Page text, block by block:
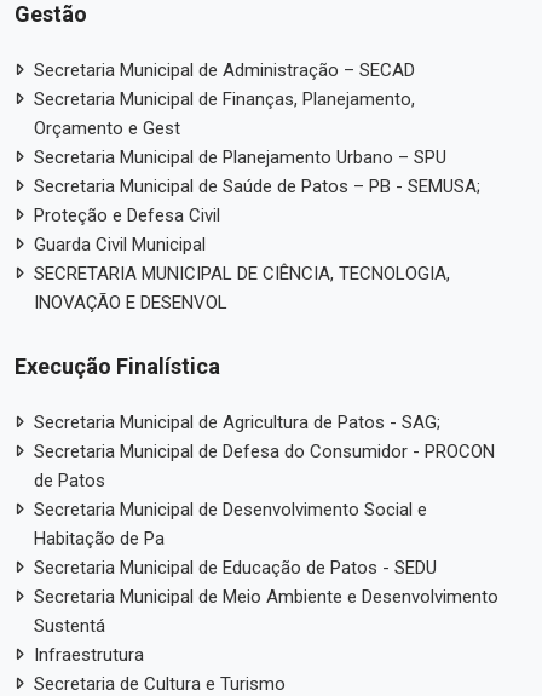
Gestão
Secretaria Municipal de Administração – SECAD
Secretaria Municipal de Finanças, Planejamento,
Orçamento e Gest
Secretaria Municipal de Planejamento Urbano – SPU
Secretaria Municipal de Saúde de Patos – PB - SEMUSA;
Proteção e Defesa Civil
Guarda Civil Municipal
SECRETARIA MUNICIPAL DE CIÊNCIA, TECNOLOGIA,
INOVAÇÃO E DESENVOL
Execução Finalística
Secretaria Municipal de Agricultura de Patos - SAG;
Secretaria Municipal de Defesa do Consumidor - PROCON
de Patos
Secretaria Municipal de Desenvolvimento Social e
Habitação de Pa
Secretaria Municipal de Educação de Patos - SEDU
Secretaria Municipal de Meio Ambiente e Desenvolvimento
Sustentá
Infraestrutura
Secretaria de Cultura e Turismo